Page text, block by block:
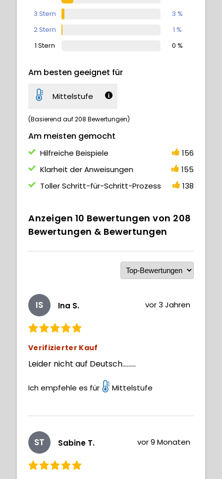
3 Stern
3 %
2 Stern
1 %
1 Stern
0 %
Am besten geeignet für
Mittelstufe
(Basierend auf 208 Bewertungen)
Am meisten gemocht
Hilfreiche Beispiele
156
Klarheit der Anweisungen
155
Toller Schritt-für-Schritt-Prozess
138
Anzeigen 10 Bewertungen von 208
Bewertungen & Bewertungen
IS Ina S. vor 3 Jahren
Verifizierter Kauf
Leider nicht auf Deutsch………
Ich empfehle es für Mittelstufe
ST Sabine T. vor 9 Monaten